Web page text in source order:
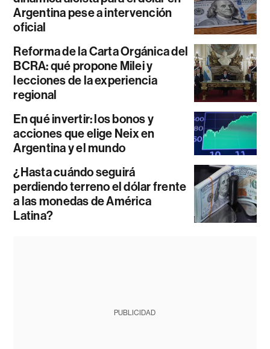
Argentina pese a intervención
oficial
Reforma de la Carta Orgánica del
BCRA: qué propone Milei y
lecciones de la experiencia
regional
En qué invertir: los bonos y
acciones que elige Neix en
Argentina y el mundo
¿Hasta cuándo seguirá
perdiendo terreno el dólar frente
a las monedas de América
Latina?
PUBLICIDAD